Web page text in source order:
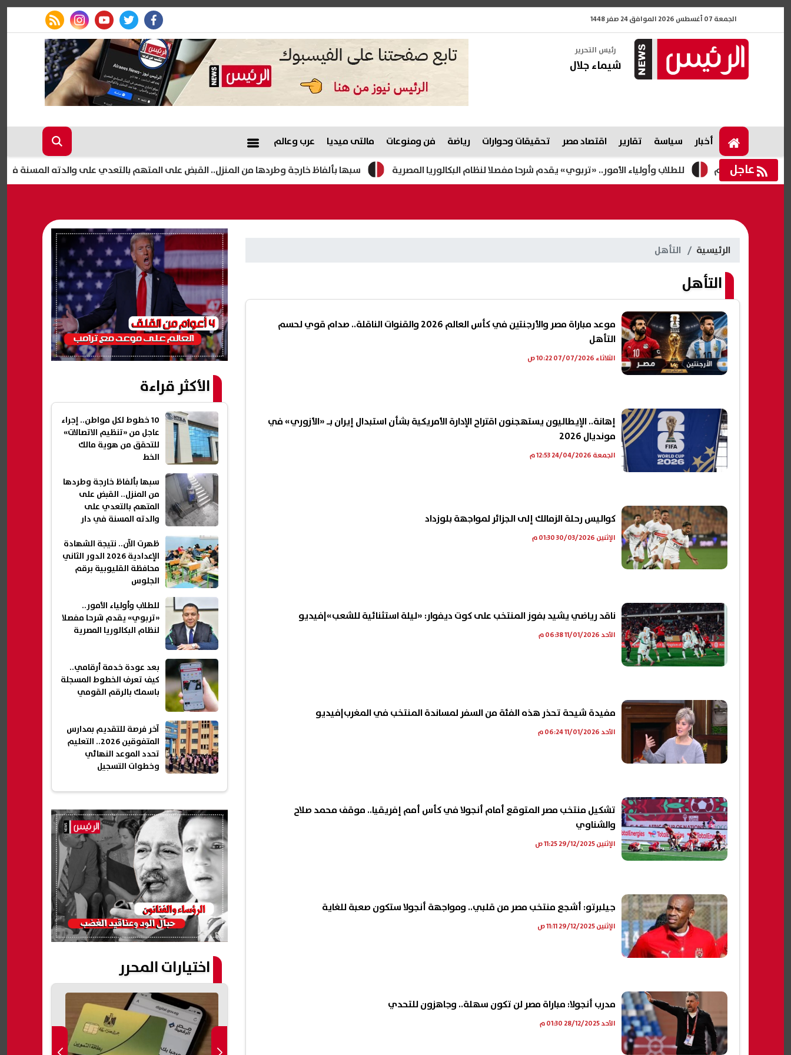
الجمعة 07 أغسطس 2026 الموافق 24 صفر 1448
facebook
twitter
youtube
instagram
rss feed
رئيس التحرير
شيماء جلال
أخبار سياسة تقارير اقتصاد مصر تحقيقات وحوارات رياضة فن ومنوعات مالتى ميديا عرب وعالم
عاجل سبها بألفاظ خارجة وطردها من المنزل.. القبض على المتهم بالتعدي على والدته المسنة في دار للطلاب وأولياء الأمور.. «تربوي» يقدم شرحا مفصلا لنظام البكالوريا المصرية التظلم
الرئيسية التأهل
التأهل
موعد مباراة مصر والأرجنتين في كأس العالم 2026 والقنوات الناقلة.. صدام قوي لحسم
التأهل
الثلاثاء 07/07/2026 10:22 ص
إهانة.. الإيطاليون يستهجنون اقتراح الإدارة الأمريكية بشأن استبدال إيران بـ «الأزوري» في
مونديال 2026
الجمعة 24/04/2026 12:53 م
كواليس رحلة الزمالك إلى الجزائر لمواجهة بلوزداد
الإثنين 30/03/2026 01:30 م
ناقد رياضي يشيد بفوز المنتخب على كوت ديفوار: «ليلة استثنائية للشعب»|فيديو
الأحد 11/01/2026 06:38 م
مفيدة شيحة تحذر هذه الفئة من السفر لمساندة المنتخب في المغرب|فيديو
الأحد 11/01/2026 06:24 م
تشكيل منتخب مصر المتوقع أمام أنجولا في كأس أمم إفريقيا.. موقف محمد صلاح
والشناوي
الإثنين 29/12/2025 11:25 ص
جيلبرتو: أشجع منتخب مصر من قلبي.. ومواجهة أنجولا ستكون صعبة للغاية
الإثنين 29/12/2025 11:11 ص
مدرب أنجولا: مباراة مصر لن تكون سهلة.. وجاهزون للتحدي
الأحد 28/12/2025 01:30 م
الأكثر قراءة
10 خطوط لكل مواطن.. إجراء
عاجل من «تنظيم الاتصالات»
للتحقق من هوية مالك
الخط
سبها بألفاظ خارجة وطردها
من المنزل.. القبض على
المتهم بالتعدي على
والدته المسنة في دار
ظهرت الآن.. نتيجة الشهادة
الإعدادية 2026 الدور الثاني
محافظة القليوبية برقم
الجلوس
للطلاب وأولياء الأمور..
«تربوي» يقدم شرحا مفصلا
لنظام البكالوريا المصرية
بعد عودة خدمة أرقامي..
كيف تعرف الخطوط المسجلة
باسمك بالرقم القومي
آخر فرصة للتقديم بمدارس
المتفوقين 2026.. التعليم
تحدد الموعد النهائي
وخطوات التسجيل
اختيارات المحرر